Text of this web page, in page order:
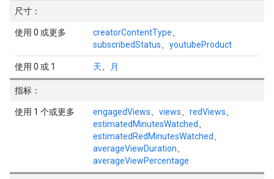
尺寸：
使用 0 或更多 creatorContentType
subscribedStatus
youtubeProduct
使用 0 或 1 天 月
指标：
使用 1 个或更多 engagedViews views redViews
estimatedMinutesWatched
estimatedRedMinutesWatched
averageViewDuration
averageViewPercentage